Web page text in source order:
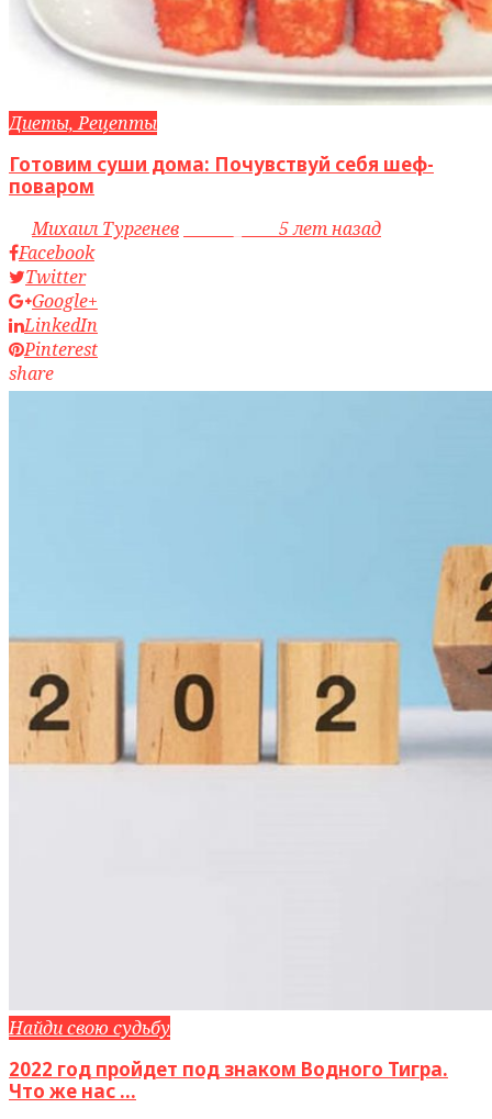
Диеты, Рецепты
Готовим суши дома: Почувствуй себя шеф-
поваром
byМихаил Тургенев
5 лет назад
Facebook
Twitter
Google+
LinkedIn
Pinterest
share
Найди свою судьбу
2022 год пройдет под знаком Водного Тигра.
Что же нас ...